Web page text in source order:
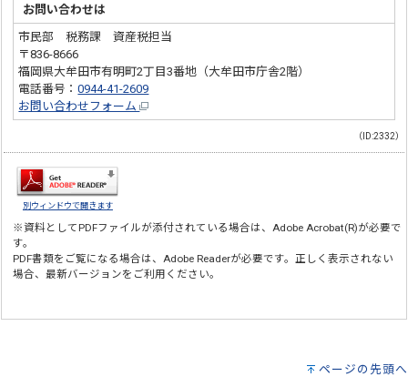
お問い合わせは
市民部 税務課 資産税担当
〒836-8666
福岡県大牟田市有明町2丁目3番地（大牟田市庁舎2階）
電話番号：0944-41-2609
お問い合わせフォーム
（ID:2332）
別ウィンドウで開きます
※資料としてPDFファイルが添付されている場合は、Adobe Acrobat(R)が必要で
す。
PDF書類をご覧になる場合は、Adobe Readerが必要です。正しく表示されない
場合、最新バージョンをご利用ください。
ページの先頭へ